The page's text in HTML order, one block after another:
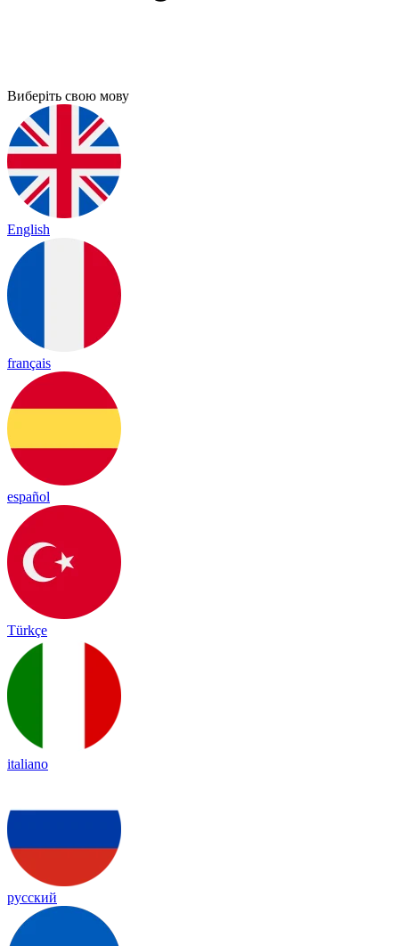
Виберіть свою мову
English
français
español
Türkçe
italiano
русский